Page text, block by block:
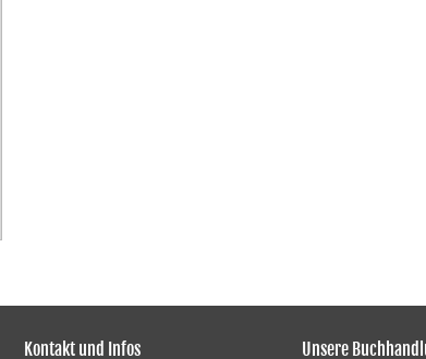
Kontakt und Infos Unsere